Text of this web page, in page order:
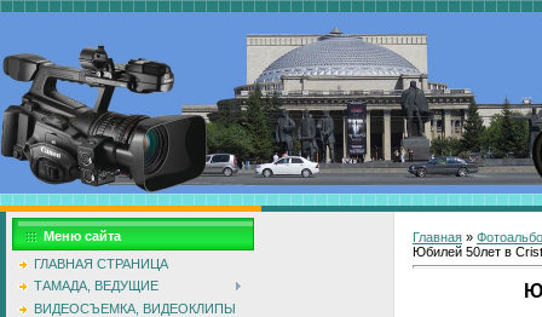
Меню сайта
ГЛАВНАЯ СТРАНИЦА
ТАМАДА, ВЕДУЩИЕ
ВИДЕОСЪЕМКА, ВИДЕОКЛИПЫ
Главная »
Юбилей 50лет в